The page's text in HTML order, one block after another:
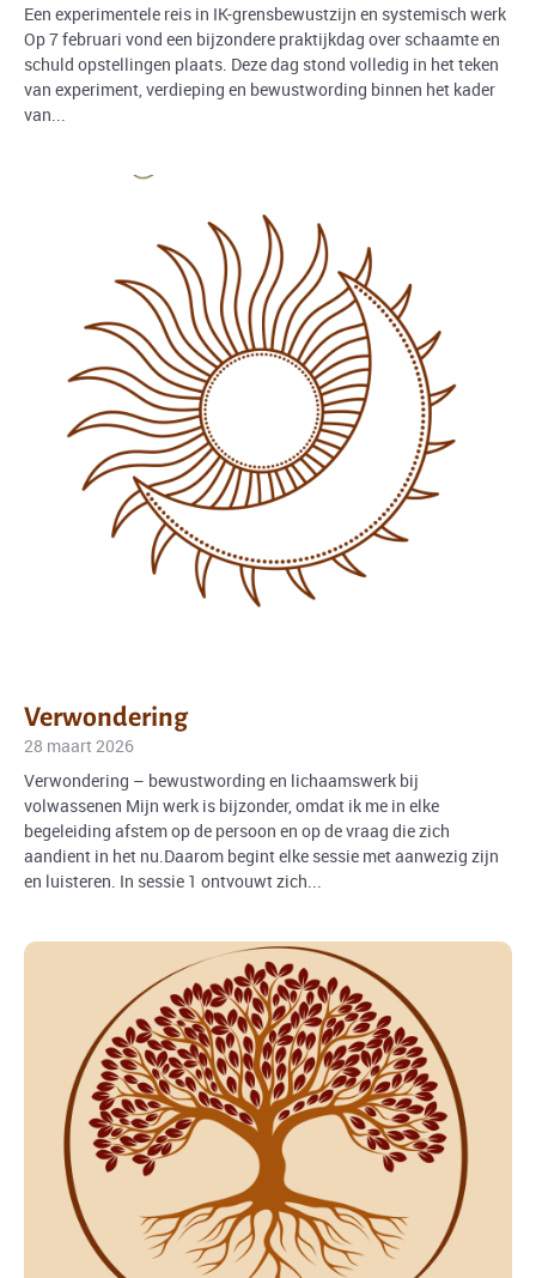
Een experimentele reis in IK-grensbewustzijn en systemisch werk
Op 7 februari vond een bijzondere praktijkdag over schaamte en
schuld opstellingen plaats. Deze dag stond volledig in het teken
van experiment, verdieping en bewustwording binnen het kader
van...
Verwondering
28 maart 2026
Verwondering – bewustwording en lichaamswerk bij
volwassenen Mijn werk is bijzonder, omdat ik me in elke
begeleiding afstem op de persoon en op de vraag die zich
aandient in het nu.Daarom begint elke sessie met aanwezig zijn
en luisteren. In sessie 1 ontvouwt zich...